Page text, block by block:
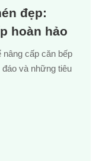
đẹp:
hoàn hảo
nâng cấp căn bếp
và những tiêu